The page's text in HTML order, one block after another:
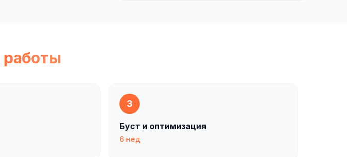
работы
3
Буст и оптимизация
6 нед